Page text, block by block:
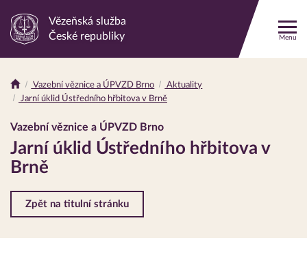
Odkaz
stránku
Vězeňská služba
České republiky
Menu
Drobečková
Vazební věznice a ÚPVZD Brno
Aktuality
Jarní úklid Ústředního hřbitova v Brně
Vazební věznice a ÚPVZD Brno
Jarní úklid Ústředního hřbitova v
Brně
Zpět na titulní stránku